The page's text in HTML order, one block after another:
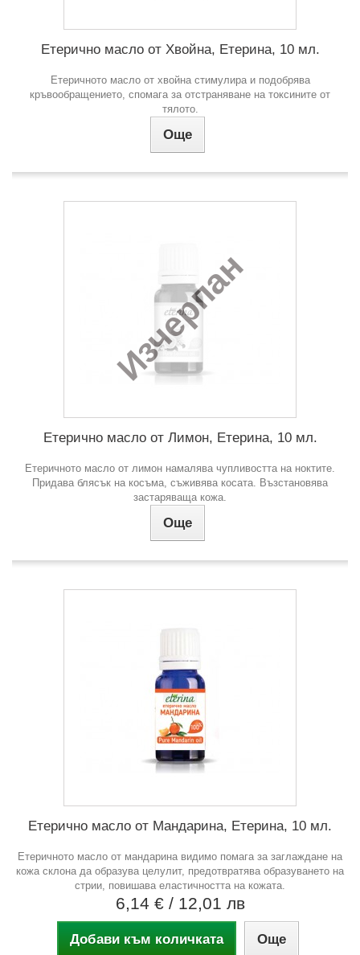
Етерично масло от Хвойна, Етерина, 10 мл.
Етеричното масло от хвойна стимулира и подобрява
кръвообращението, спомага за отстраняване на токсините от
тялото.
Още
Изчерпан
Етерично масло от Лимон, Етерина, 10 мл.
Етеричното масло от лимон намалява чупливостта на ноктите.
Придава блясък на косъма, съживява косата. Възстановява
застаряваща кожа.
Още
Етерично масло от Мандарина, Етерина, 10 мл.
Етеричното масло от мандарина видимо помага за заглаждане на
кожа склона да образува целулит, предотвратява образуването на
стрии, повишава еластичността на кожата.
6,14 € / 12,01 лв
Добави към количката Още